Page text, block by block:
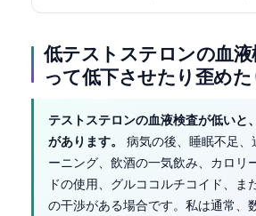
低テストステロンの血
って低下させたり歪め
テストステロンの血液検査が低いと
があります。
病気の後、睡眠不足、
ーニング、飲酒の一気飲み、カロリ
ドの使用、グルココルチコイド、ま
の干渉がある場合です。私は通常、
Hrvatski
Slovenčina
كوردی‎
پښتو
سنڌي
සිංහල